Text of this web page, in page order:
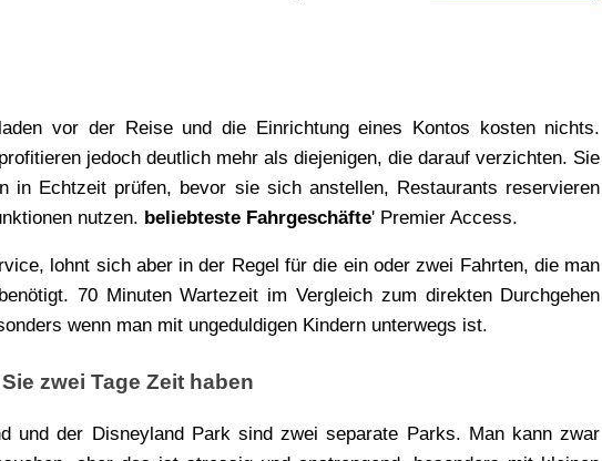
vor der Reise und die Einrichtung eines Kontos kosten nichts.
jedoch deutlich mehr als diejenigen, die darauf verzichten. Sie
in Echtzeit prüfen, bevor sie sich anstellen, Restaurants reservieren
nutzen. beliebteste Fahrgeschäfte' Premier Access.
lohnt sich aber in der Regel für die ein oder zwei Fahrten, die man
70 Minuten Wartezeit im Vergleich zum direkten Durchgehen
wenn man mit ungeduldigen Kindern unterwegs ist.
zwei Tage Zeit haben
und der Disneyland Park sind zwei separate Parks. Man kann zwar